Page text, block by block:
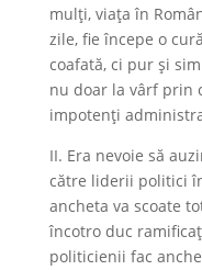
mulţi, viaţa în
zile, fie începe o
coafată, ci pur şi
nu doar la vârf prin
impotenţi
II. Era nevoie să
către liderii politici
ancheta va scoate
încotro duc
politicienii fac